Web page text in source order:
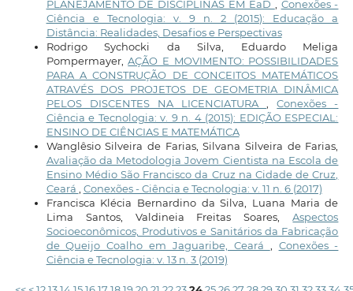
PLANEJAMENTO DE DISCIPLINAS EM EaD
Conexões -
Ciência e Tecnologia: v. 9 n. 2 (2015): Educação a
Distância: Realidades, Desafios e Perspectivas
Rodrigo Sychocki da Silva, Eduardo Meliga
Pompermayer,AÇÃO E MOVIMENTO: POSSIBILIDADES
PARA A CONSTRUÇÃO DE CONCEITOS MATEMÁTICOS
ATRAVÉS DOS PROJETOS DE GEOMETRIA DINÂMICA
PELOS DISCENTES NA LICENCIATURA
,Conexões -
Ciência e Tecnologia: v. 9 n. 4 (2015): EDIÇÃO ESPECIAL:
ENSINO DE CIÊNCIAS E MATEMÁTICA
Wanglêsio Silveira de Farias, Silvana Silveira de Farias,
Avaliação da Metodologia Jovem Cientista na Escola de
Ensino Médio São Francisco da Cruz na Cidade de Cruz,
Ceará
Conexões - Ciência e Tecnologia: v. 11 n. 6 (2017)
Francisca Klécia Bernardino da Silva, Luana Maria de
Lima Santos, Valdineia Freitas Soares,Aspectos
Socioeconômicos, Produtivos e Sanitários da Fabricação
de Queijo Coalho em Jaguaribe, Ceará
Conexões -
Ciência e Tecnologia: v. 13 n. 3 (2019)